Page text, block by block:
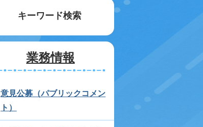
キーワード検索
業務情報
意見公募（パブリックコメン
ト）